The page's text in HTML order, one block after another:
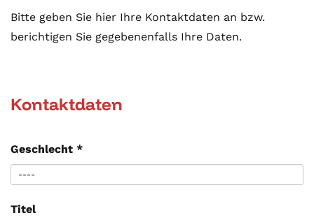
Bitte geben Sie hier Ihre Kontaktdaten an bzw.
berichtigen Sie gegebenenfalls Ihre Daten.
Kontaktdaten
Geschlecht *
Titel